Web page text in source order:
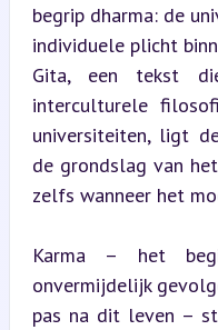
begrip dharma: de
individuele plicht
Gita, een tekst
interculturele
universiteiten, ligt
de grondslag van
zelfs wanneer het
Karma – het
onvermijdelijk
pas na dit leven –